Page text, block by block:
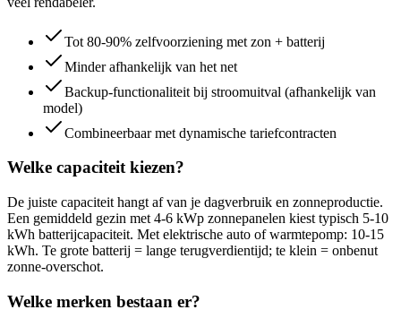
Tot 80-90% zelfvoorziening met zon + batterij
Minder afhankelijk van het net
Backup-functionaliteit bij stroomuitval (afhankelijk van
model)
Combineerbaar met dynamische tariefcontracten
Welke capaciteit kiezen?
De juiste capaciteit hangt af van je dagverbruik en zonneproductie.
Een gemiddeld gezin met 4-6 kWp zonnepanelen kiest typisch 5-10
kWh batterijcapaciteit. Met elektrische auto of warmtepomp: 10-15
kWh. Te grote batterij = lange terugverdientijd; te klein = onbenut
zonne-overschot.
Welke merken bestaan er?